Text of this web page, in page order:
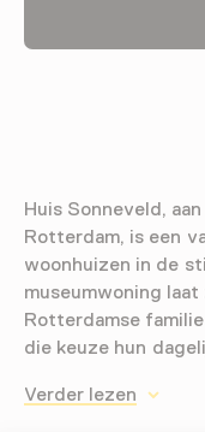
Huis Sonneveld,
Rotterdam, is een
woonhuizen in de
museumwoning
Rotterdamse
die keuze hun
Verder lezen